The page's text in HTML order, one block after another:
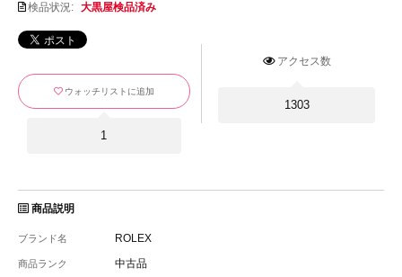
検品状況: 大黒屋検品済み
アクセス数
1303
ウォッチリストに追加
1
商品説明
ブランド名 ROLEX
商品ランク 中古品